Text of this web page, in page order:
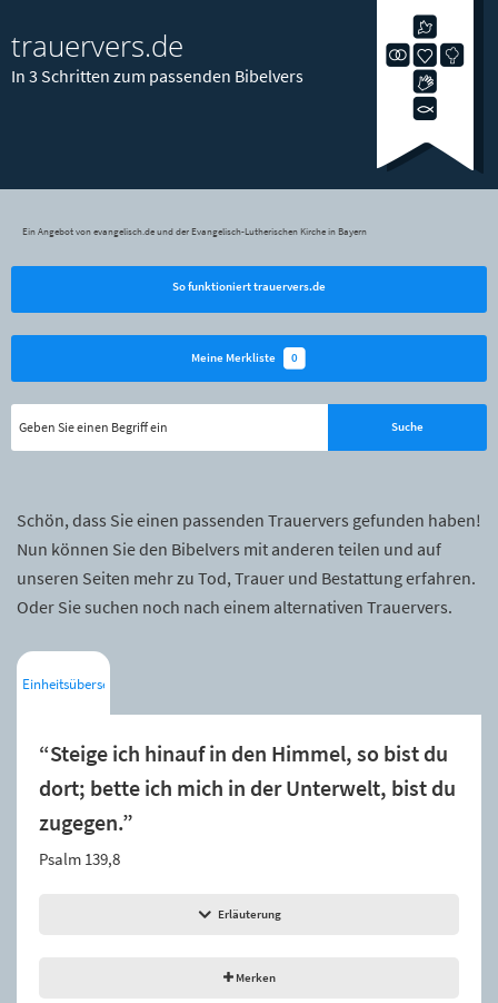
trauervers.de
In 3 Schritten zum passenden Bibelvers
Ein Angebot von evangelisch.de und der Evangelisch-Lutherischen Kirche in Bayern
So funktioniert trauervers.de
Meine Merkliste 0
Schön, dass Sie einen passenden Trauervers gefunden haben!
Nun können Sie den Bibelvers mit anderen teilen und auf
unseren Seiten mehr zu Tod, Trauer und Bestattung erfahren.
Oder Sie suchen noch nach einem alternativen Trauervers.
Einheitsübersetzung
“Steige ich hinauf in den Himmel, so bist du
dort; bette ich mich in der Unterwelt, bist du
zugegen.”
Psalm 139,8
Erläuterung
Merken